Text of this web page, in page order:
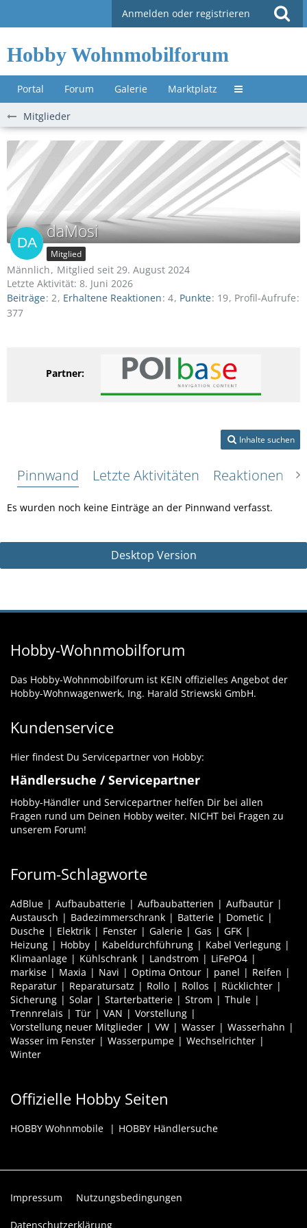
Anmelden oder registrieren
Hobby Wohnmobilforum
Portal Forum Galerie Marktplatz Untermenü »
Mitglieder
daMosi
Mitglied
Männlich
Mitglied seit 29. August 2024
Letzte Aktivität: 8. Juni 2026
Beiträge 2 Erhaltene Reaktionen 4 Punkte 19 Profil-Aufrufe
377
Partner:
Inhalte suchen
Pinnwand Letzte Aktivitäten Reaktionen
Es wurden noch keine Einträge an der Pinnwand verfasst.
Desktop Version
Hobby-Wohnmobilforum
Das Hobby-Wohnmobilforum ist KEIN offizielles Angebot der
Hobby-Wohnwagenwerk, Ing. Harald Striewski GmbH.
Kundenservice
Hier findest Du Servicepartner von Hobby:
Händlersuche / Servicepartner
Hobby-Händler und Servicepartner helfen Dir bei allen
Fragen rund um Deinen Hobby weiter. NICHT bei Fragen zu
unserem Forum!
Forum-Schlagworte
AdBlue Aufbaubatterie Aufbaubatterien
Aufbautür
Austausch
Badezimmerschrank Batterie
Dometic
Dusche
Elektrik Fenster Galerie Gas
GFK
Heizung
Hobby Kabeldurchführung
Kabel Verlegung
Klimaanlage
Kühlschrank Landstrom
LiFePO4
markise
Maxia Navi Optima Ontour panel
Reifen
Reparatur
Reparatursatz Rollo Rollos
Rücklichter
Sicherung
Solar Starterbatterie Strom
Thule
Trennrelais
Tür VAN
Vorstellung
Vorstellung neuer Mitglieder
VW Wasser
Wasserhahn
Wasser im Fenster
Wasserpumpe
Wechselrichter
Winter
Offizielle Hobby Seiten
HOBBY Wohnmobile HOBBY Händlersuche
Impressum Nutzungsbedingungen
Datenschutzerklärung